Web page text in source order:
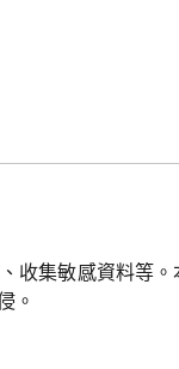
收集敏感資料等
。